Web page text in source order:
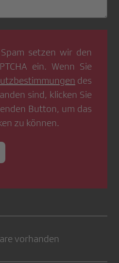
setzen wir den
ein. Wenn Sie
des
sind, klicken Sie
Button, um das
zu können.
vorhanden